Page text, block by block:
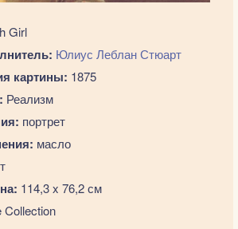
Girl
Юлиус Леблан Стюарт
картины: 1875
Реализм
портрет
масло
114,3 x 76,2 см
Collection